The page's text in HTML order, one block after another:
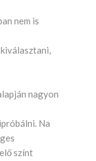
nem is
nagyon
Na
színt